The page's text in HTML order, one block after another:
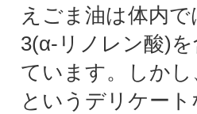
えごま油は体内
3(α-リノレン酸)
ています。しか
というデリケート